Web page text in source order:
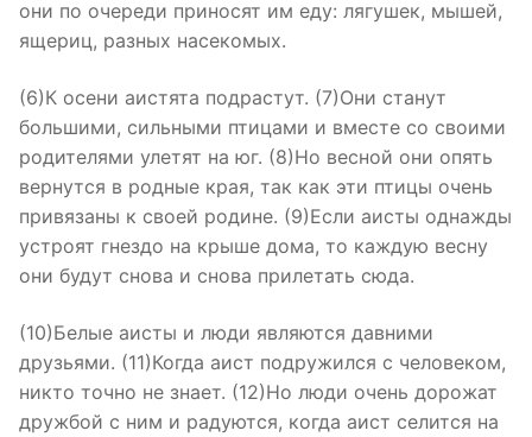
они по очереди приносят им еду: лягушек, мышей,
ящериц, разных насекомых.
(6)К осени аистята подрастут. (7)Они станут
большими, сильными птицами и вместе со своими
родителями улетят на юг. (8)Но весной они опять
вернутся в родные края, так как эти птицы очень
привязаны к своей родине. (9)Если аисты однажды
устроят гнездо на крыше дома, то каждую весну
они будут снова и снова прилетать сюда.
(10)Белые аисты и люди являются давними
друзьями. (11)Когда аист подружился с человеком,
никто точно не знает. (12)Но люди очень дорожат
дружбой с ним и радуются, когда аист селится на